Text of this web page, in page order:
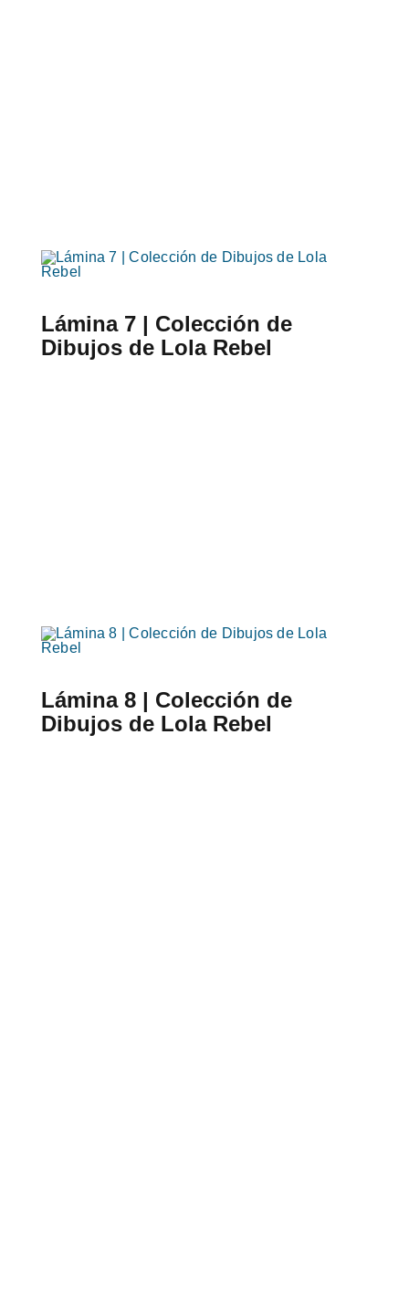
Lámina 7 | Colección de
Dibujos de Lola Rebel
Lámina 8 | Colección de
Dibujos de Lola Rebel